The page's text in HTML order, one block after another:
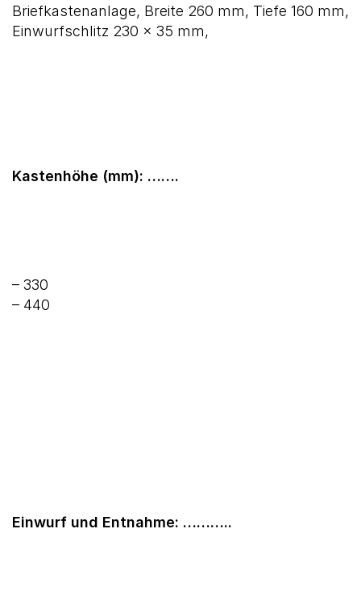
Briefkastenanlage, Breite 260 mm, Tiefe 160 mm,
Einwurfschlitz 230 x 35 mm,
Kastenhöhe (mm): …….
– 330
– 440
Einwurf und Entnahme: ………..